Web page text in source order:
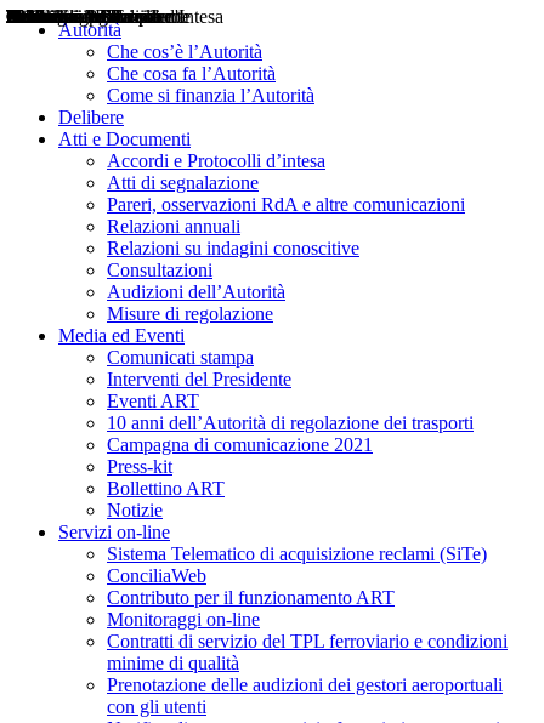
Autorità
Che cos’è l’Autorità
Che cosa fa l’Autorità
Come si finanzia l’Autorità
Delibere
Atti e Documenti
Accordi e Protocolli d’intesa
Atti di segnalazione
Pareri, osservazioni RdA e altre comunicazioni
Relazioni annuali
Relazioni su indagini conoscitive
Consultazioni
Audizioni dell’Autorità
Misure di regolazione
Media ed Eventi
Comunicati stampa
Interventi del Presidente
Eventi ART
10 anni dell’Autorità di regolazione dei trasporti
Campagna di comunicazione 2021
Press-kit
Bollettino ART
Notizie
Servizi on-line
Sistema Telematico di acquisizione reclami (SiTe)
ConciliaWeb
Contributo per il funzionamento ART
Monitoraggi on-line
Contratti di servizio del TPL ferroviario e condizioni
minime di qualità
Prenotazione delle audizioni dei gestori aeroportuali
con gli utenti
Delibere
Pareri
Consultazioni
Audizioni
Atti di Segnalazione
Accordi e Protocolli d'Intesa
Relazioni annuali
Misure di regolazione
Notizie
Comunicati Stampa
Bollettini ART
Convegni ART
Interviste del Presidente
Articoli in primo piano
Interventi del Presidente
2004
2005
2010
2013
2014
2015
2016
2017
2018
2019
202
2020
2021
2022
2023
2024
2025
2026
Aereo
Marittimo
Terrestre